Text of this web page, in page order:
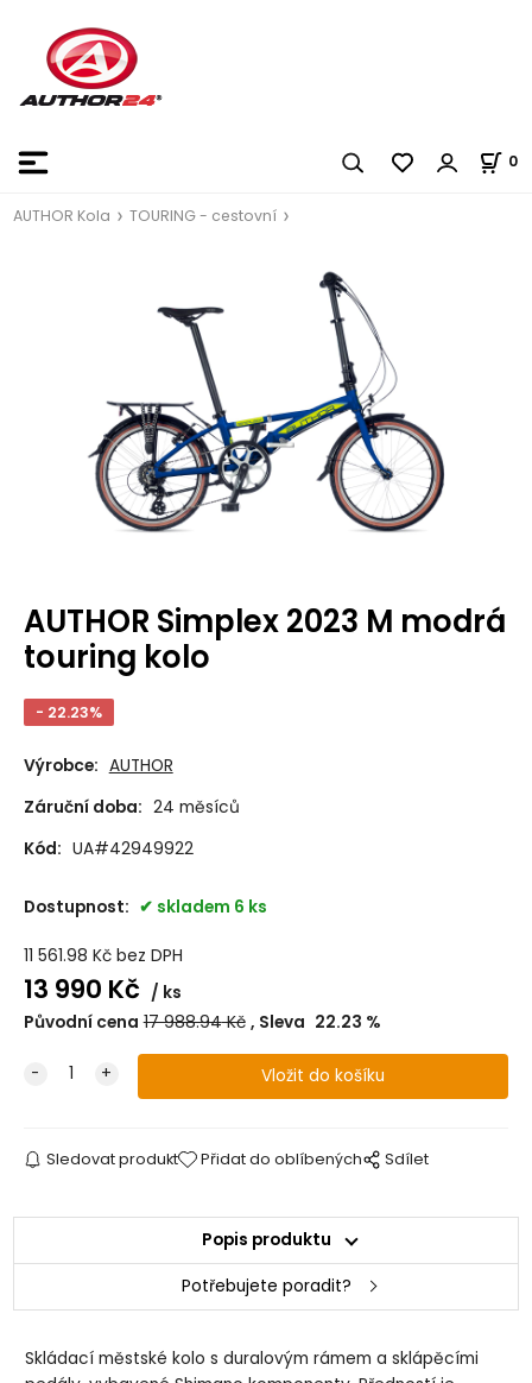
0
AUTHOR Kola TOURING - cestovní
AUTHOR Simplex 2023 M modrá
touring kolo
- 22.23%
Výrobce: AUTHOR
Záruční doba: 24 měsíců
Kód: UA#42949922
Dostupnost: skladem 6 ks
11 561.98 Kč bez DPH
13 990 Kč
ks
Původní cena 17 988.94Kč Sleva 22.23 %
Sledovat produkt Přidat do oblíbených Sdílet
Popis produktu
Potřebujete poradit?
Skládací městské kolo s duralovým rámem a sklápěcími